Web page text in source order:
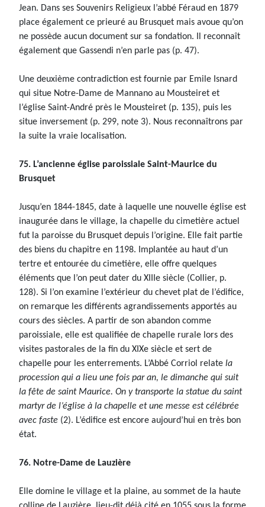
Jean. Dans ses Souvenirs Religieux l’abbé Féraud en 1879
place également ce prieuré au Brusquet mais avoue qu’on
ne possède aucun document sur sa fondation. Il reconnaît
également que Gassendi n’en parle pas (p. 47).
Une deuxième contradiction est fournie par Emile Isnard
qui situe Notre-Dame de Mannano au Mousteiret et
l’église Saint-André près le Mousteiret (p. 135), puis les
situe inversement (p. 299, note 3). Nous reconnaîtrons par
la suite la vraie localisation.
75. L’ancienne église paroissiale Saint-Maurice du
Brusquet
Jusqu’en 1844-1845, date à laquelle une nouvelle église est
inaugurée dans le village, la chapelle du cimetière actuel
fut la paroisse du Brusquet depuis l’origine. Elle fait partie
des biens du chapitre en 1198. Implantée au haut d’un
tertre et entourée du cimetière, elle offre quelques
éléments que l’on peut dater du XIIIe siècle (Collier, p.
128). Si l’on examine l’extérieur du chevet plat de l’édifice,
on remarque les différents agrandissements apportés au
cours des siècles. A partir de son abandon comme
paroissiale, elle est qualifiée de chapelle rurale lors des
visites pastorales de la fin du XIXe siècle et sert de
chapelle pour les enterrements. L’Abbé Corriol relate la
procession qui a lieu une fois par an, le dimanche qui suit
la fête de saint Maurice. On y transporte la statue du saint
martyr de l’église à la chapelle et une messe est célébrée
avec faste (2). L’édifice est encore aujourd’hui en très bon
état.
76. Notre-Dame de Lauzière
Elle domine le village et la plaine, au sommet de la haute